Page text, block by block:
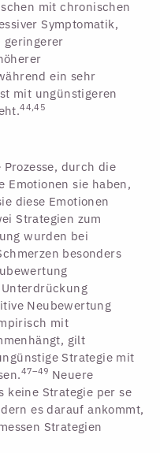
mit chronischen
Symptomatik,
geringerer
ein sehr
mit ungünstigeren
44,45
durch die
Emotionen sie haben,
diese Emotionen
Strategien zum
wurden bei
besonders
Neubewertung
mit
gilt
Strategie mit
47–49 Neuere
keine Strategie per se
es darauf ankommt,
Strategien